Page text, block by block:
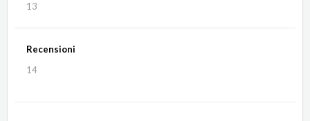
13
Recensioni
14